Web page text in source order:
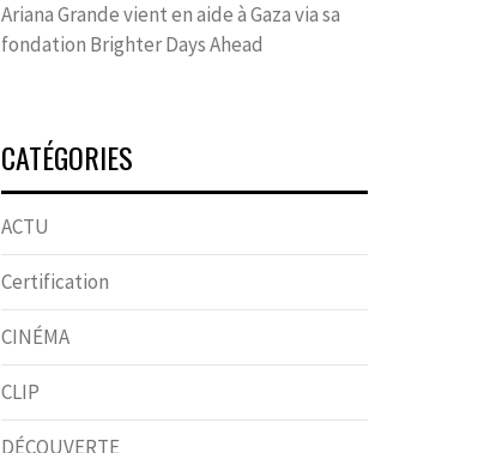
Ariana Grande vient en aide à Gaza via sa
fondation Brighter Days Ahead
CATÉGORIES
ACTU
Certification
CINÉMA
CLIP
DÉCOUVERTE